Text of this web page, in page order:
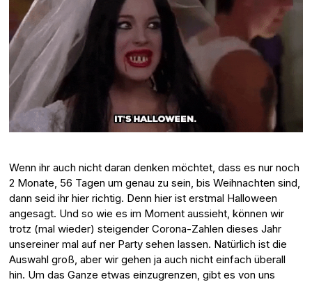
Wenn ihr auch nicht daran denken möchtet, dass es nur noch
2 Monate, 56 Tagen um genau zu sein, bis Weihnachten sind,
dann seid ihr hier richtig. Denn hier ist erstmal Halloween
angesagt. Und so wie es im Moment aussieht, können wir
trotz (mal wieder) steigender Corona-Zahlen dieses Jahr
unsereiner mal auf ner Party sehen lassen. Natürlich ist die
Auswahl groß, aber wir gehen ja auch nicht einfach überall
hin. Um das Ganze etwas einzugrenzen, gibt es von uns